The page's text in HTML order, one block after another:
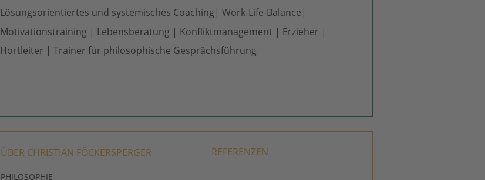
REFERENZEN
ÜBER CHRISTIAN FÖCKERSPERGER
PHILOSOPHIE
Lösungsorientiertes und systemisches Coaching| Work-Life-Balance|
Motivationstraining | Lebensberatung | Konfliktmanagement | Erzieher |
Hortleiter | Trainer für philosophische Gesprächsführung